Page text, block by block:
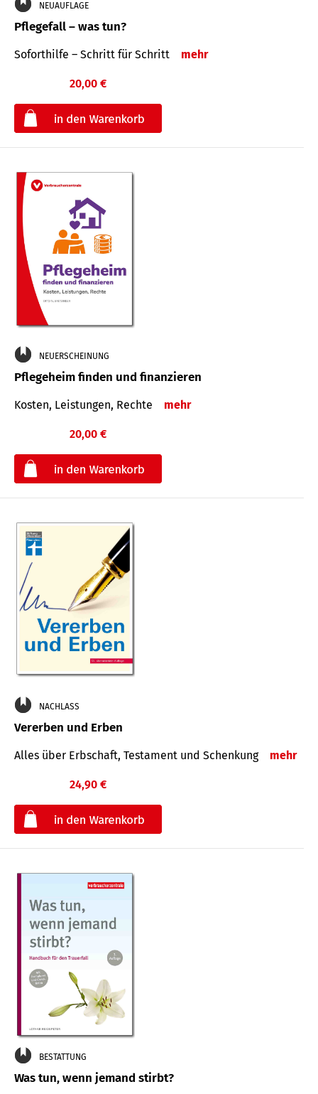
NEUAUFLAGE
Pflegefall – was tun?
Soforthilfe – Schritt für Schritt mehr
20,00 €
NEUERSCHEINUNG
Pflegeheim finden und finanzieren
Kosten, Leistungen, Rechte mehr
20,00 €
NACHLASS
Vererben und Erben
Alles über Erbschaft, Testament und Schenkung mehr
24,90 €
BESTATTUNG
Was tun, wenn jemand stirbt?